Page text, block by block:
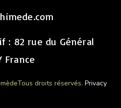
: 82 rue du Général
France
Tous droits réservés. Privacy